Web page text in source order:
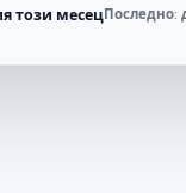
този месецПоследно: